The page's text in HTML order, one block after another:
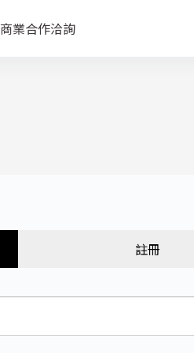
商業合作洽詢
註冊